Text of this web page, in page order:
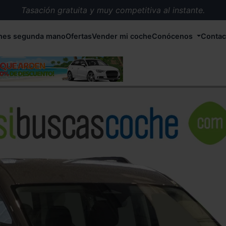
Tasación gratuita y muy competitiva al instante.
Más de 5.000 conductores satisfechos.
Buscamos el coche que tu quieras.
Recogemos tu coche en cualquier parte de España.
Compramos tu coche. Pago inmediato.
segunda manoOfertasVender mi cocheConócenos